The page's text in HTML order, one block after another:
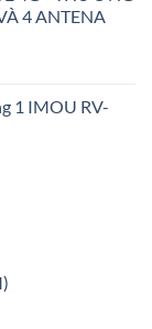
4 ANTENA
₫.
1 IMOU RV-